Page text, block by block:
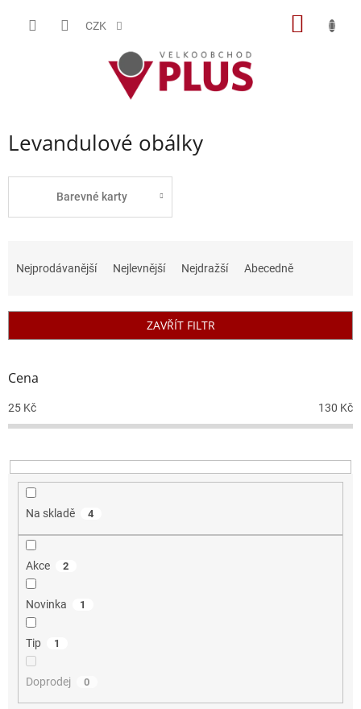
CZK
Levandulové obálky
Barevné karty
n
í
r
o
d
u
t
ů
Nejprodávanější Nejlevnější Nejdražší Abecedně
ZAVŘÍT FILTR
Cena
25 Kč 130 Kč
Na skladě 4
Akce 2
Novinka 1
Tip 1
Doprodej 0